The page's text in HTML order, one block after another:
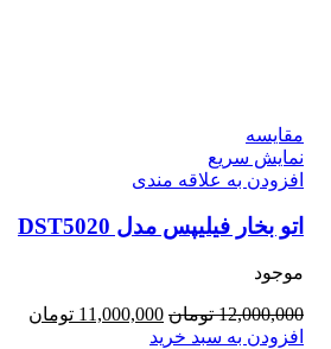
مقايسه
نمایش سریع
افزودن به علاقه مندی
اتو بخار فیلیپس مدل DST5020
موجود
12,000,000 تومان قیمت
اصلی:
11,000,000 تومان
افزودن به سبد خرید